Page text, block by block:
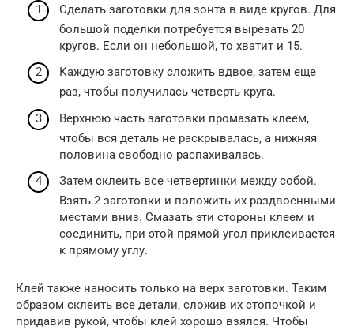
Сделать заготовки для зонта в виде кругов. Для
большой поделки потребуется вырезать 20
кругов. Если он небольшой, то хватит и 15.
Каждую заготовку сложить вдвое, затем еще
раз, чтобы получилась четверть круга.
Верхнюю часть заготовки промазать клеем,
чтобы вся деталь не раскрывалась, а нижняя
половина свободно распахивалась.
Затем склеить все четвертинки между собой.
Взять 2 заготовки и положить их раздвоенными
местами вниз. Смазать эти стороны клеем и
соединить, при этой прямой угол приклеивается
к прямому углу.
Клей также наносить только на верх заготовки. Таким
образом склеить все детали, сложив их стопочкой и
придавив рукой, чтобы клей хорошо взялся. Чтобы